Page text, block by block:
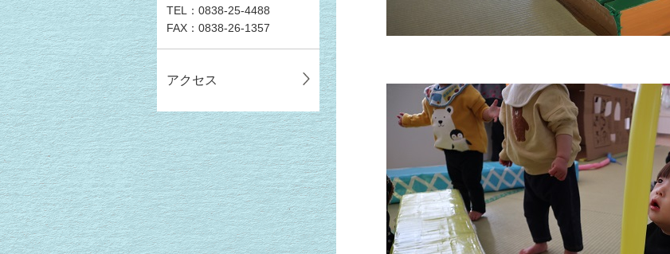
TEL：0838-25-4488
FAX：0838-26-1357
アクセス